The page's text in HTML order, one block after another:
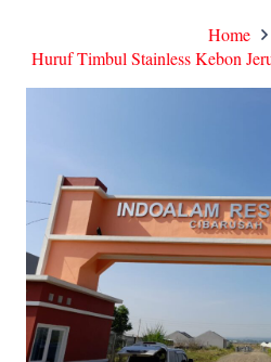
Home
Huruf Timbul Stainless Kebon